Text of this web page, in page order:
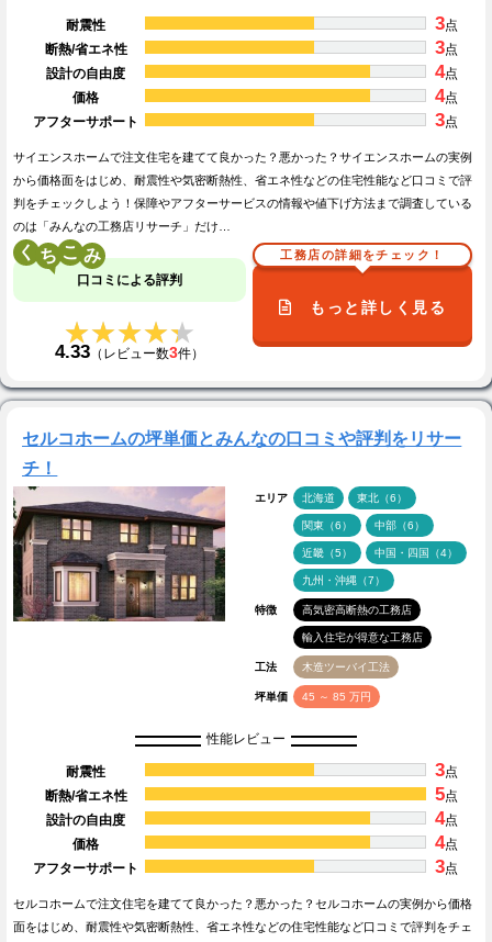
耐震性 3点
断熱/省エネ性
3点
設計の自由度
4点
価格
4点
アフターサポート
3点
サイエンスホームで注文住宅を建てて良かった？悪かった？サイエンスホームの実例
から価格面をはじめ、耐震性や気密断熱性、省エネ性などの住宅性能など口コミで評
判をチェックしよう！保障やアフターサービスの情報や値下げ方法まで調査している
のは「みんなの工務店リサーチ」だけ…
く こ
口コミによる評判
★★★★★
★★★★★
4.33 （レビュー数3件）
工務店の詳細をチェック！
もっと詳しく見る
セルコホームの坪単価とみんなの口コミや評判をリサー
チ！
エリア 北海道 東北（6）
関東（6） 中部（6）
近畿（5） 中国・四国（4）
九州・沖縄（7）
特徴 高気密高断熱の工務店
輸入住宅が得意な工務店
工法 木造ツーバイ工法
坪単価 45 ～ 85 万円
性能レビュー
耐震性 3点
断熱/省エネ性
5点
設計の自由度
4点
価格
4点
アフターサポート
3点
セルコホームで注文住宅を建てて良かった？悪かった？セルコホームの実例から価格
面をはじめ、耐震性や気密断熱性、省エネ性などの住宅性能など口コミで評判をチェ